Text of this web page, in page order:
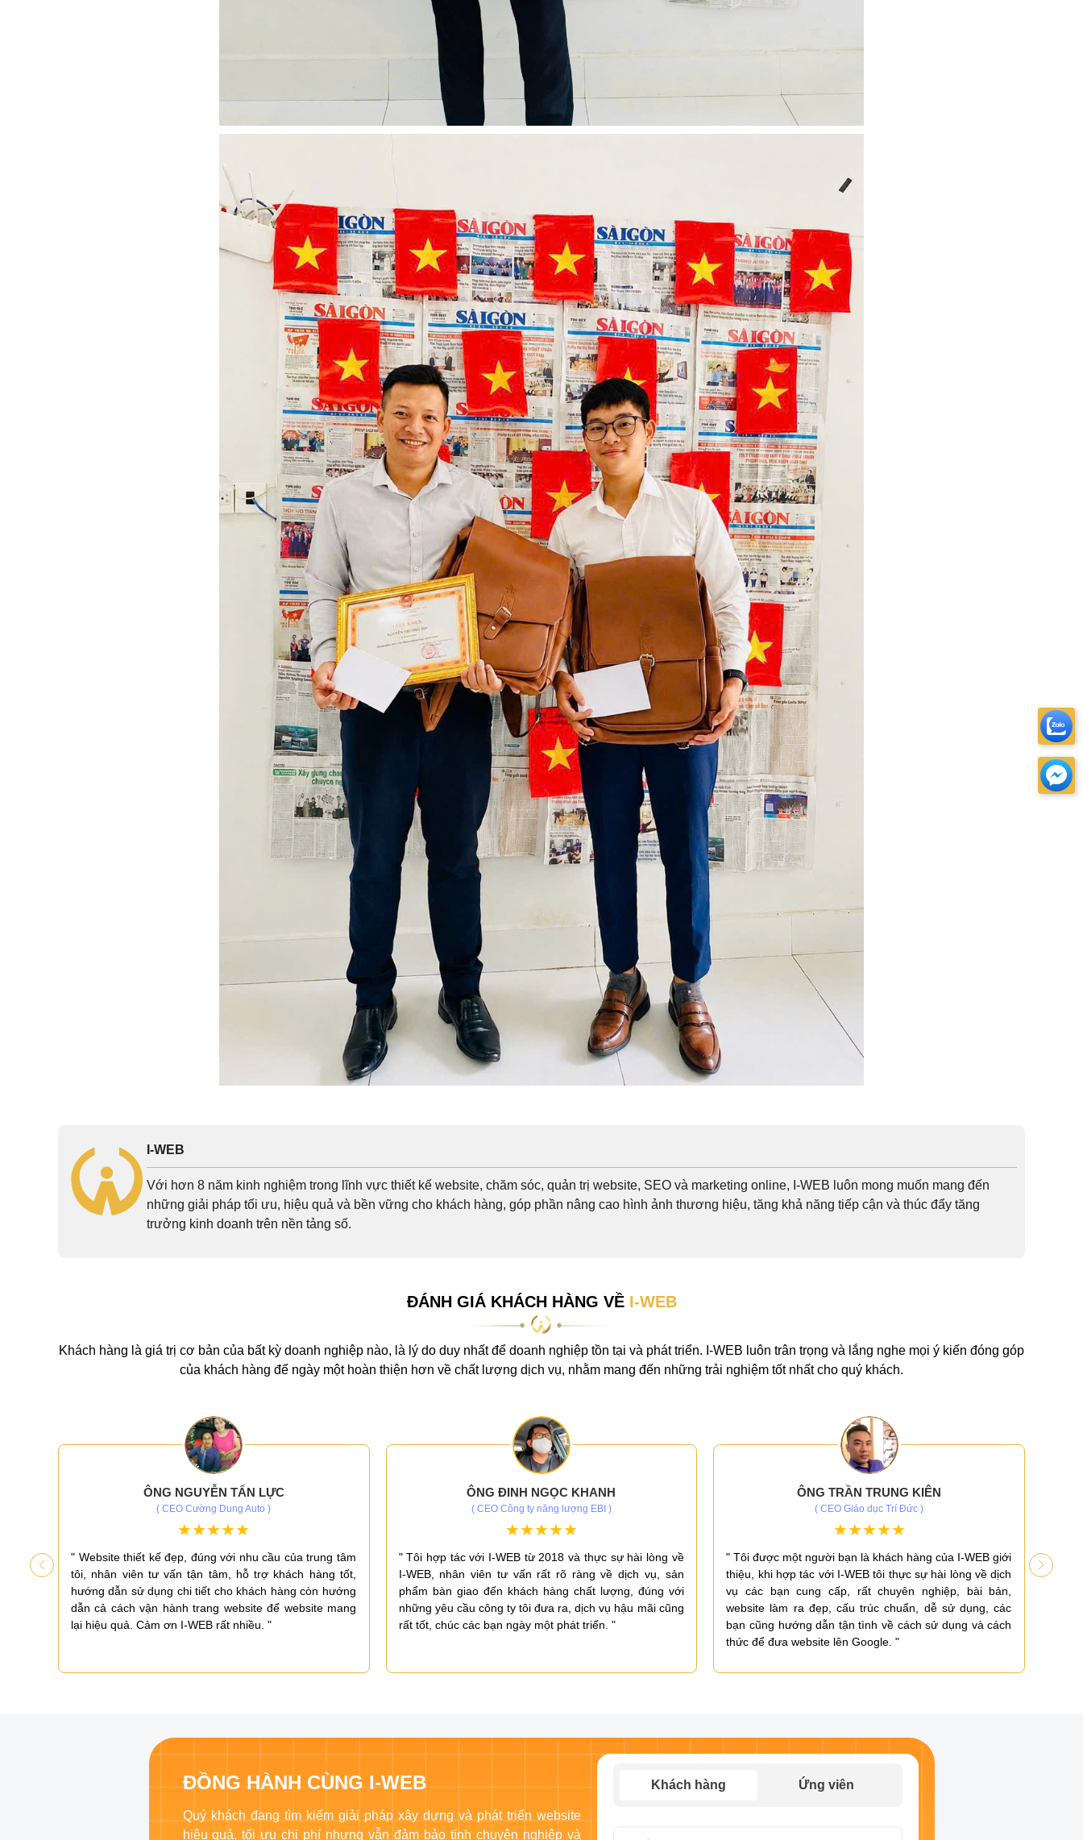
I-WEB
Với hơn 8 năm kinh nghiệm trong lĩnh vực thiết kế website, chăm sóc, quản trị website, SEO và marketing online, I-WEB luôn mong muốn mang đến
những giải pháp tối ưu, hiệu quả và bền vững cho khách hàng, góp phần nâng cao hình ảnh thương hiệu, tăng khả năng tiếp cận và thúc đẩy tăng
trưởng kinh doanh trên nền tảng số.
ĐÁNH GIÁ KHÁCH HÀNG VỀ I-WEB
Khách hàng là giá trị cơ bản của bất kỳ doanh nghiệp nào, là lý do duy nhất để doanh nghiệp tồn tại và phát triển. I-WEB luôn trân trọng và lắng nghe mọi ý kiến đóng góp
của khách hàng để ngày một hoàn thiện hơn về chất lượng dịch vụ, nhằm mang đến những trải nghiệm tốt nhất cho quý khách.
ÔNG NGUYỄN TẤN LỰC
( CEO Cường Dung Auto )
" Website thiết kế đẹp, đúng với nhu cầu của trung tâm
tôi, nhân viên tư vấn tận tâm, hỗ trợ khách hàng tốt,
hướng dẫn sử dụng chi tiết cho khách hàng còn hướng
dẫn cả cách vận hành trang website để website mang
lại hiệu quả. Cảm ơn I-WEB rất nhiều. "
ÔNG ĐINH NGỌC KHANH
( CEO Công ty năng lượng EBI )
" Tôi hợp tác với I-WEB từ 2018 và thực sự hài lòng về
I-WEB, nhân viên tư vấn rất rõ ràng về dịch vụ, sản
phẩm bàn giao đến khách hàng chất lượng, đúng với
những yêu cầu công ty tôi đưa ra, dịch vụ hậu mãi cũng
rất tốt, chúc các bạn ngày một phát triển. "
ÔNG TRẦN TRUNG KIÊN
( CEO Giáo dục Trí Đức )
" Tôi được một người bạn là khách hàng của I-WEB giới
thiệu, khi hợp tác với I-WEB tôi thực sự hài lòng về dịch
vụ các bạn cung cấp, rất chuyên nghiệp, bài bản,
website làm ra đẹp, cấu trúc chuẩn, dễ sử dụng, các
bạn cũng hướng dẫn tận tình về cách sử dụng và cách
thức để đưa website lên Google. "
ĐỒNG HÀNH CÙNG I-WEB
Quý khách đang tìm kiếm giải pháp xây dựng và phát triển website
hiệu quả, tối ưu chi phí nhưng vẫn đảm bảo tính chuyên nghiệp và
Khách hàng Ứng viên